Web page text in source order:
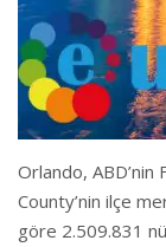
Orlando,
County’nin ilçe
göre 2.509.831